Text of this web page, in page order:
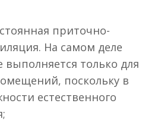
приточно-
На самом деле
выполняется только для
поскольку в
естественного